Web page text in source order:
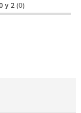
y 2(0)